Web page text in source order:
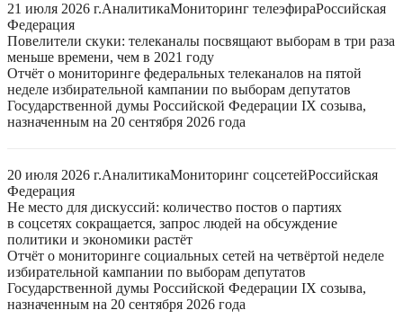
21 июля 2026 г.АналитикаМониторинг телеэфираРоссийская
Федерация
Повелители скуки: телеканалы посвящают выборам в три раза
меньше времени, чем в 2021 году
Отчёт о мониторинге федеральных телеканалов на пятой
неделе избирательной кампании по выборам депутатов
Государственной думы Российской Федерации IX созыва,
назначенным на 20 сентября 2026 года
20 июля 2026 г.АналитикаМониторинг соцсетейРоссийская
Федерация
Не место для дискуссий: количество постов о партиях
в соцсетях сокращается, запрос людей на обсуждение
политики и экономики растёт
Отчёт о мониторинге социальных сетей на четвёртой неделе
избирательной кампании по выборам депутатов
Государственной думы Российской Федерации IX созыва,
назначенным на 20 сентября 2026 года